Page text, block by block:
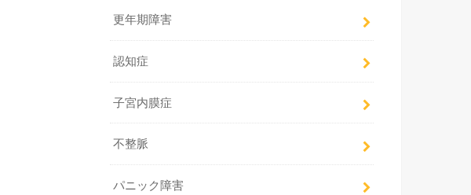
更年期障害
認知症
子宮内膜症
不整脈
パニック障害